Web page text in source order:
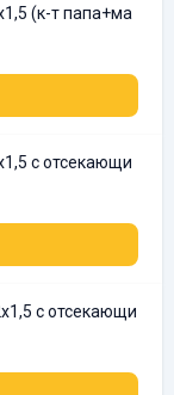
(к-т папа+ма
с отсекающи
с отсекающи